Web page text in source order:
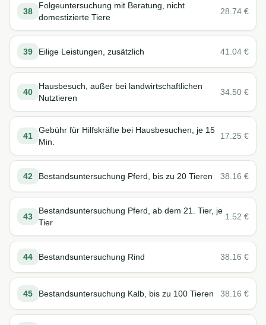
38
Folgeuntersuchung mit Beratung, nicht
domestizierte Tiere
28.74 €
39 Eilige Leistungen, zusätzlich 41.04 €
40
Hausbesuch, außer bei landwirtschaftlichen
Nutztieren
34.50 €
41
Gebühr für Hilfskräfte bei Hausbesuchen, je 15
Min.
17.25 €
42 Bestandsuntersuchung Pferd, bis zu 20 Tieren 38.16 €
43
Bestandsuntersuchung Pferd, ab dem 21. Tier, je
Tier
1.52 €
44 Bestandsuntersuchung Rind 38.16 €
45 Bestandsuntersuchung Kalb, bis zu 100 Tieren 38.16 €